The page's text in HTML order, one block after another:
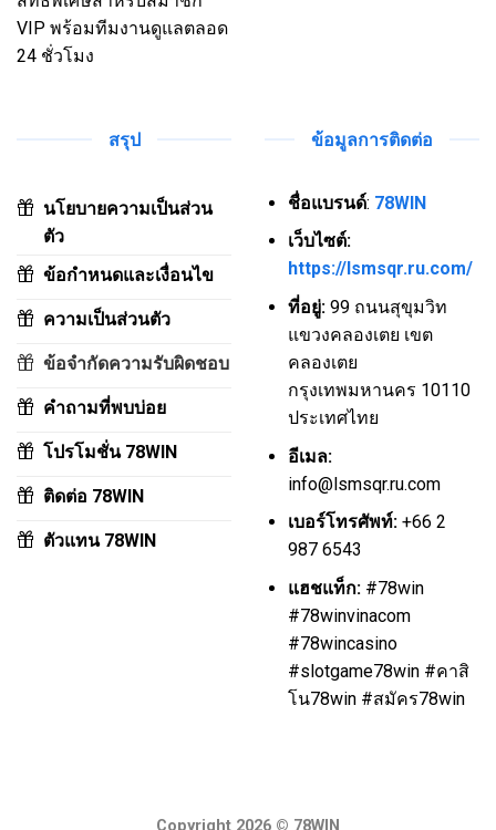
VIP พร้อมทีมงานดูแลตลอด
24 ชั่วโมง
สรุป
นโยบายความเป็นส่วน
ตัว
ข้อกำหนดและเงื่อนไข
ความเป็นส่วนตัว
ข้อจำกัดความรับผิดชอบ
คำถามที่พบบ่อย
โปรโมชั่น 78WIN
ติดต่อ 78WIN
ตัวแทน 78WIN
ข้อมูลการติดต่อ
ชื่อแบรนด์: 78WIN
เว็บไซต์:
https://lsmsqr.ru.com/
ที่อยู่:99 ถนนสุขุมวิท
แขวงคลองเตย เขต
คลองเตย
กรุงเทพมหานคร 10110
ประเทศไทย
อีเมล:
info@lsmsqr.ru.com
เบอร์โทรศัพท์:+66 2
987 6543
แฮชแท็ก:#78win
#78winvinacom
#78wincasino
#slotgame78win #คาสิ
โน78win #สมัคร78win
Copyright 2026 © 78WIN